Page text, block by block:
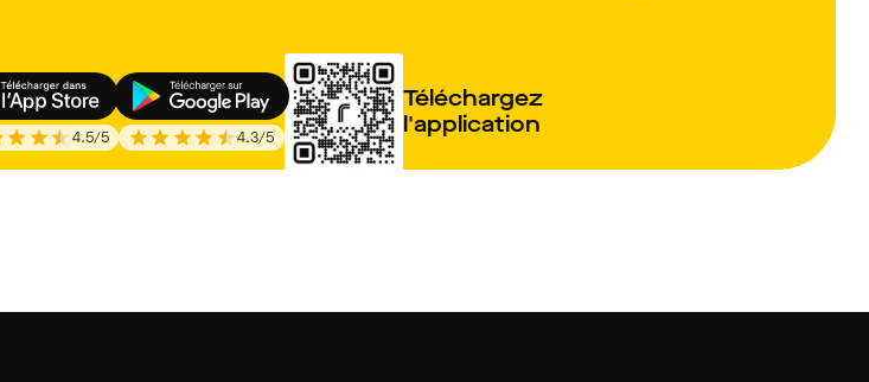
4.5/5 4.3/5
Téléchargez
l'application